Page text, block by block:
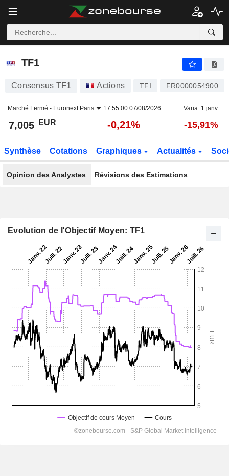
TF1
TF1
Consensus TF1 Actions TFI FR0000054900
Marché Fermé - Euronext Paris 17:55:00 07/08/2026 Varia. 1 janv.
7,005 EUR -0,21% -15,91%
Synthèse Cotations Graphiques Actualités
Opinion des Analystes Révisions des Estimations
Evolution de l'Objectif Moyen: TF1